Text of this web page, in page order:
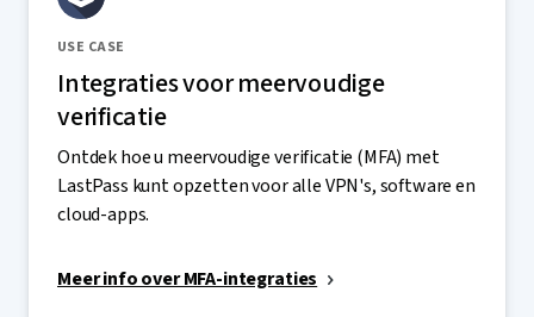
USE CASE
Integraties voor meervoudige
verificatie
Ontdek hoe u meervoudige verificatie (MFA) met
LastPass kunt opzetten voor alle VPN's, software en
cloud-apps.
Meer info over MFA-integraties